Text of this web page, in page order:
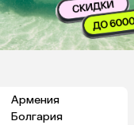
Армения
Болгария